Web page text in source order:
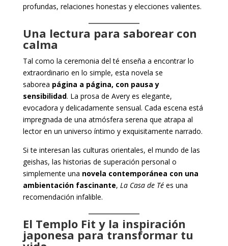
profundas, relaciones honestas y elecciones valientes.
Una lectura para saborear con
calma
Tal como la ceremonia del té enseña a encontrar lo
extraordinario en lo simple, esta novela se
saborea página a página, con pausa y
sensibilidad. La prosa de Avery es elegante,
evocadora y delicadamente sensual. Cada escena está
impregnada de una atmósfera serena que atrapa al
lector en un universo íntimo y exquisitamente narrado.
Si te interesan las culturas orientales, el mundo de las
geishas, las historias de superación personal o
simplemente una novela contemporánea con una
ambientación fascinante, La Casa de Tées una
recomendación infalible.
El Templo Fit y la inspiración
japonesa para transformar tu